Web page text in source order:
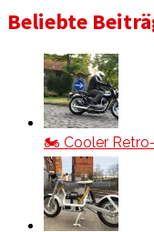
Beliebte
🏍️ Cooler Retro-